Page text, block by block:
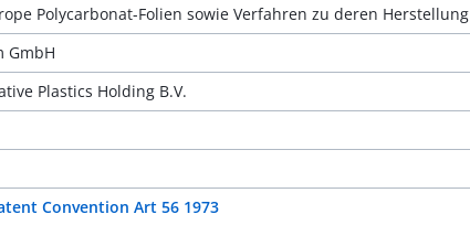
Polycarbonat-Folien sowie Verfahren zu deren Herstellung
GmbH
Plastics Holding B.V.
Convention Art 56 1973